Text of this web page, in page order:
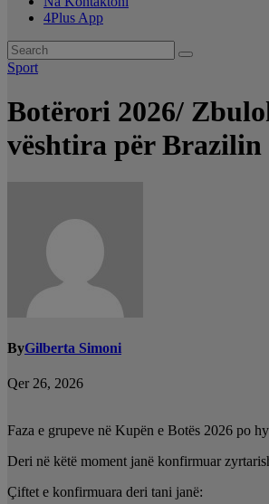
4Plus App
Sport
Botërori 2026/
vështira për Brazilin
ByGilberta Simoni
Qer 26, 2026
Faza e grupeve në Kupën e Botës 2026 po
Deri në këtë moment janë konfirmuar
Çiftet e konfirmuara deri tani janë: